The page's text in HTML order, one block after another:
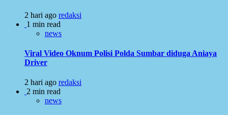
2 hari ago redaksi
1 min read
news
Viral Video Oknum Polisi Polda Sumbar diduga Aniaya
Driver
2 hari ago redaksi
2 min read
news